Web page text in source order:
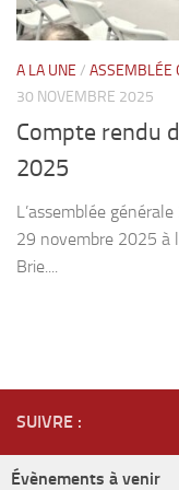
A LA UNE / ASSEMBLÉE
30 NOVEMBRE 2025
Compte rendu
2025
L’assemblée
29 novembre 2025 à
Brie....
SUIVRE :
Évènements à venir